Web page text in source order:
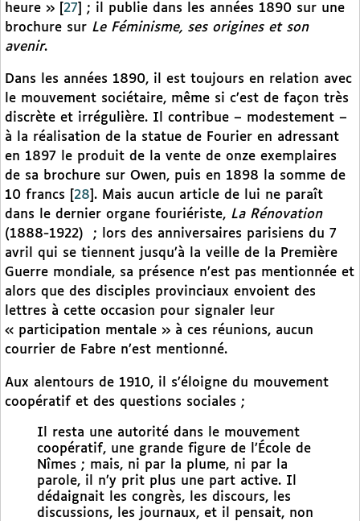
heure »
27
; il publie dans les années 1890 sur une
brochure sur Le Féminisme, ses origines et son
avenir.
Dans les années 1890, il est toujours en relation avec
le mouvement sociétaire, même si c’est de façon très
discrète et irrégulière. Il contribue – modestement –
à la réalisation de la statue de Fourier en adressant
en 1897 le produit de la vente de onze exemplaires
de sa brochure sur Owen, puis en 1898 la somme de
10 francs
28 . Mais aucun article de lui ne paraît
dans le dernier organe fouriériste, La Rénovation
(1888-1922)
; lors des anniversaires parisiens du 7
avril qui se tiennent jusqu’à la veille de la Première
Guerre mondiale, sa présence n’est pas mentionnée et
alors que des disciples provinciaux envoient des
lettres à cette occasion pour signaler leur
« participation mentale » à ces réunions, aucun
courrier de Fabre n’est mentionné.
Aux alentours de 1910, il s’éloigne du mouvement
coopératif et des questions sociales ;
Il resta une autorité dans le mouvement
coopératif, une grande figure de l’École de
Nîmes ; mais, ni par la plume, ni par la
parole, il n’y prit plus une part active. Il
dédaignait les congrès, les discours, les
discussions, les journaux, et il pensait, non